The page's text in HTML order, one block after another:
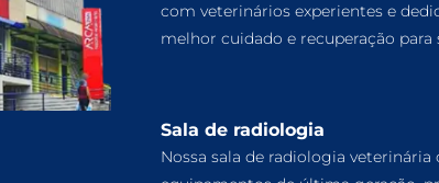
com veterinários experientes e
melhor cuidado e recuperação para
Sala de radiologia
Nossa sala de radiologia